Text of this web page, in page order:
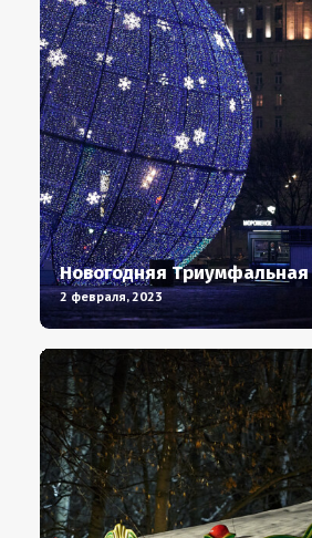
Новогодняя Триумфальная
2 февраля, 2023